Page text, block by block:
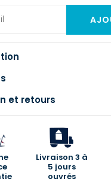
et retours
Livraison 3 à
5 jours
ouvrés